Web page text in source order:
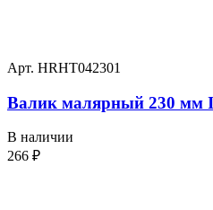
Арт. HRHT042301
Валик малярный 230 мм
В наличии
266 ₽